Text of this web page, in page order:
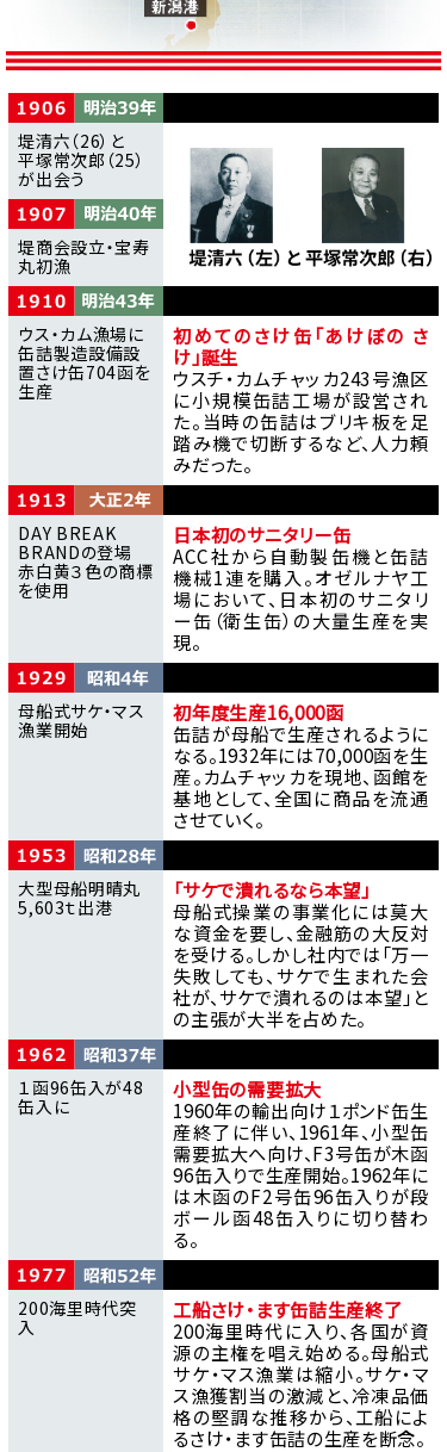
堤清六（26）と
平塚常次郎（25）
が出会う
堤商会設立・宝寿
丸初漁
ウス・カム漁場に
缶詰製造設備設
置さけ缶704函を
生産
初めてのさけ缶「あけぼの さ
け」誕生
ウスチ・カムチャッカ243号漁区
に小規模缶詰工場が設営され
た。当時の缶詰はブリキ板を足
踏み機で切断するなど、人力頼
みだった。
DAY BREAK
BRANDの登場
赤白黄３色の商標
を使用
日本初のサニタリー缶
ACC社から自動製缶機と缶詰
機械1連を購入。オゼルナヤ工
場において、日本初のサニタリ
ー缶（衛生缶）の大量生産を実
現。
母船式サケ・マス
漁業開始
初年度生産16,000函
缶詰が母船で生産されるように
なる。1932年には70,000函を生
産。カムチャッカを現地、函館を
基地として、全国に商品を流通
させていく。
大型母船明晴丸
5,603ｔ出港
「サケで潰れるなら本望」
母船式操業の事業化には莫大
な資金を要し、金融筋の大反対
を受ける。しかし社内では「万一
失敗しても、サケで生まれた会
社が、サケで潰れるのは本望」と
の主張が大半を占めた。
１函96缶入が48
缶入に
小型缶の需要拡大
1960年の輸出向け１ポンド缶生
産終了に伴い、1961年、小型缶
需要拡大へ向け、F3号缶が木函
96缶入りで生産開始。1962年に
は木函のF2号缶96缶入りが段
ボール函48缶入りに切り替わ
る。
200海里時代突
入
工船さけ・ます缶詰生産終了
200海里時代に入り、各国が資
源の主権を唱え始める。母船式
サケ・マス漁業は縮小。サケ・マ
ス漁獲割当の激減と、冷凍品価
格の堅調な推移から、工船によ
るさけ・ます缶詰の生産を断念。